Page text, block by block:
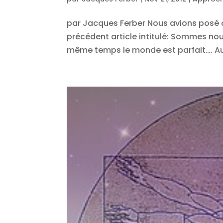
par Jacques Ferber Nous avions
précédent article intitulé: Sommes
même temps le monde est parfait….